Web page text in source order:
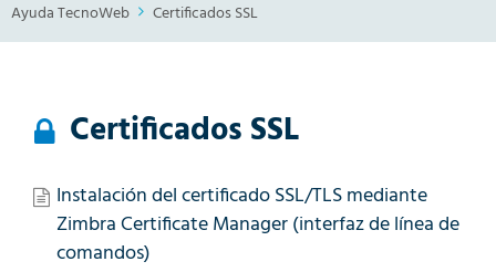
Ayuda TecnoWeb Certificados SSL
Certificados SSL
Instalación del certificado SSL/TLS mediante
Zimbra Certificate Manager (interfaz de línea de
comandos)